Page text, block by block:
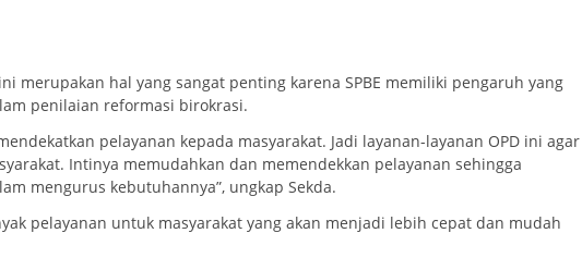
merupakan hal yang sangat penting karena SPBE memiliki pengaruh yang
penilaian reformasi birokrasi.
pelayanan kepada masyarakat. Jadi layanan-layanan OPD ini agar
Intinya memudahkan dan memendekkan pelayanan sehingga
mengurus kebutuhannya”, ungkap Sekda.
pelayanan untuk masyarakat yang akan menjadi lebih cepat dan mudah